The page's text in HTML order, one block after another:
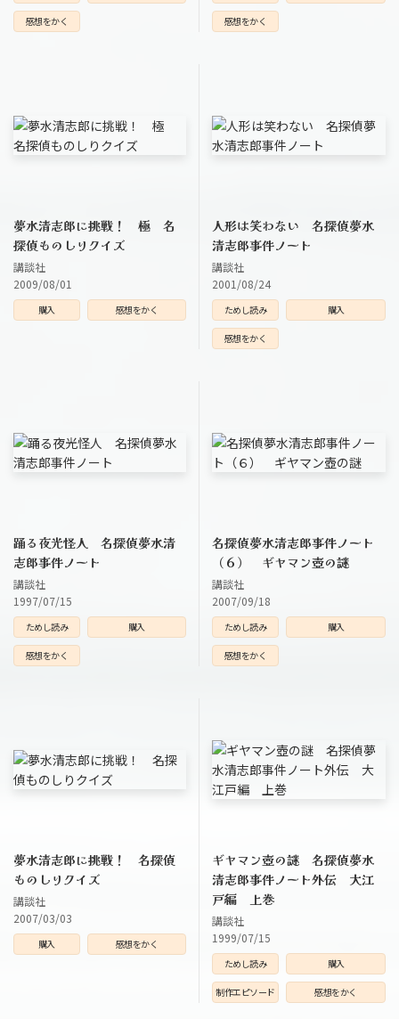
感想をかく 感想をかく
夢水清志郎に挑戦！ 極 名
探偵ものしりクイズ
講談社
2009/08/01
購入 感想をかく
人形は笑わない 名探偵夢水
清志郎事件ノート
講談社
2001/08/24
ためし読み 購入
感想をかく
踊る夜光怪人 名探偵夢水清
志郎事件ノート
講談社
1997/07/15
ためし読み 購入
感想をかく
名探偵夢水清志郎事件ノート
（６） ギヤマン壺の謎
講談社
2007/09/18
ためし読み 購入
感想をかく
夢水清志郎に挑戦！ 名探偵
ものしりクイズ
講談社
2007/03/03
購入 感想をかく
ギヤマン壺の謎 名探偵夢水
清志郎事件ノート外伝 大江
戸編 上巻
講談社
1999/07/15
ためし読み 購入
制作エピソード 感想をかく